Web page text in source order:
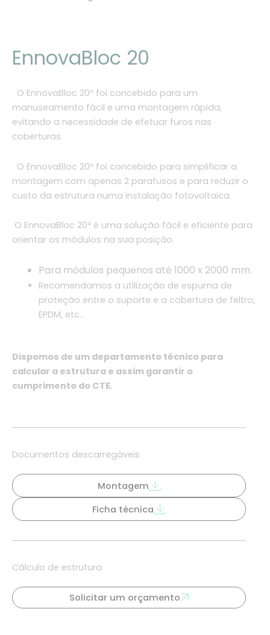
EnnovaBloc 20
O EnnovaBloc 20º foi concebido para um
manuseamento fácil e uma montagem rápida,
evitando a necessidade de efetuar furos nas
coberturas.
O EnnovaBloc 20º foi concebido para simplificar a
montagem com apenas 2 parafusos e para reduzir o
custo da estrutura numa instalação fotovoltaica.
O EnnovaBloc 20º é uma solução fácil e eficiente para
orientar os módulos na sua posição.
Para módulos pequenos até 1000 x 2000 mm.
Recomendamos a utilização de espuma de
proteção entre o suporte e a cobertura de feltro,
EPDM, etc…
Dispomos de um departamento técnico para
calcular a estrutura e assim garantir o
cumprimento do CTE.
Documentos descarregáveis
Montagem
Ficha técnica
Cálculo de estrutura
Solicitar um orçamento